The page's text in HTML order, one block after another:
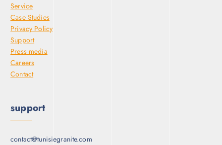
Service
Case Studies
Privacy Policy
Support
Press media
Careers
Contact
support
contact@tunisiegranite.com